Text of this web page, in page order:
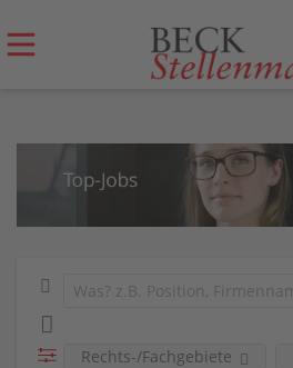
Rechts-/Fachgebiete